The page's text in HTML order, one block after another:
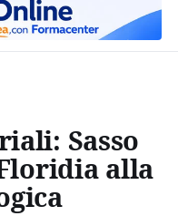
Sasso
alla